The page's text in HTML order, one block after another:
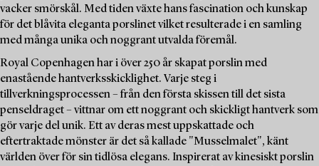
vacker smörskål. Med tiden växte hans fascination och kunskap
för det blåvita eleganta porslinet vilket resulterade i en samling
med många unika och noggrant utvalda föremål.
Royal Copenhagen har i över 250 år skapat porslin med
enastående hantverksskicklighet. Varje steg i
tillverkningsprocessen – från den första skissen till det sista
penseldraget – vittnar om ett noggrant och skickligt hantverk som
gör varje del unik. Ett av deras mest uppskattade och
eftertraktade mönster är det så kallade "Musselmalet", känt
världen över för sin tidlösa elegans. Inspirerat av kinesiskt porslin